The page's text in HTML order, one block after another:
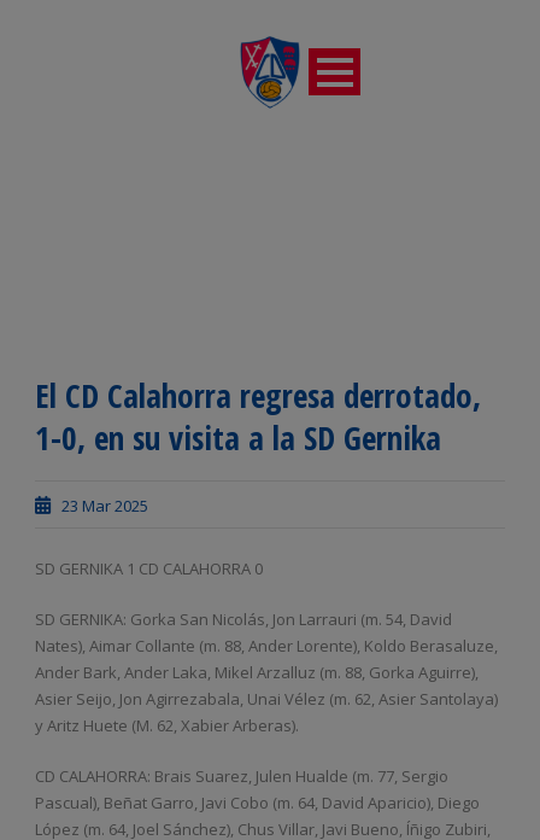
El CD Calahorra regresa derrotado,
1-0, en su visita a la SD Gernika
23 Mar 2025
SD GERNIKA 1 CD CALAHORRA 0
SD GERNIKA: Gorka San Nicolás, Jon Larrauri (m. 54, David
Nates), Aimar Collante (m. 88, Ander Lorente), Koldo Berasaluze,
Ander Bark, Ander Laka, Mikel Arzalluz (m. 88, Gorka Aguirre),
Asier Seijo, Jon Agirrezabala, Unai Vélez (m. 62, Asier Santolaya)
y Aritz Huete (M. 62, Xabier Arberas).
CD CALAHORRA: Brais Suarez, Julen Hualde (m. 77, Sergio
Pascual), Beñat Garro, Javi Cobo (m. 64, David Aparicio), Diego
López (m. 64, Joel Sánchez), Chus Villar, Javi Bueno, Íñigo Zubiri,